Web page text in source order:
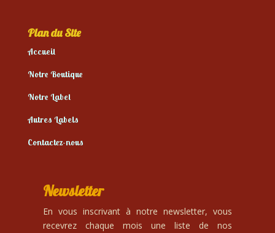
Plan du Site
Accueil
Notre Boutique
Notre Label
Autres Labels
Contactez-nous
Newsletter
En vous inscrivant à notre newsletter, vous
recevrez chaque mois une liste de nos